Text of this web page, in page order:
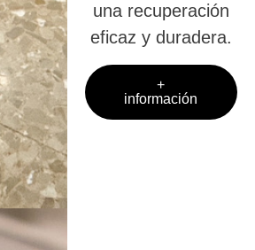
una recuperación
eficaz y duradera.
+
información